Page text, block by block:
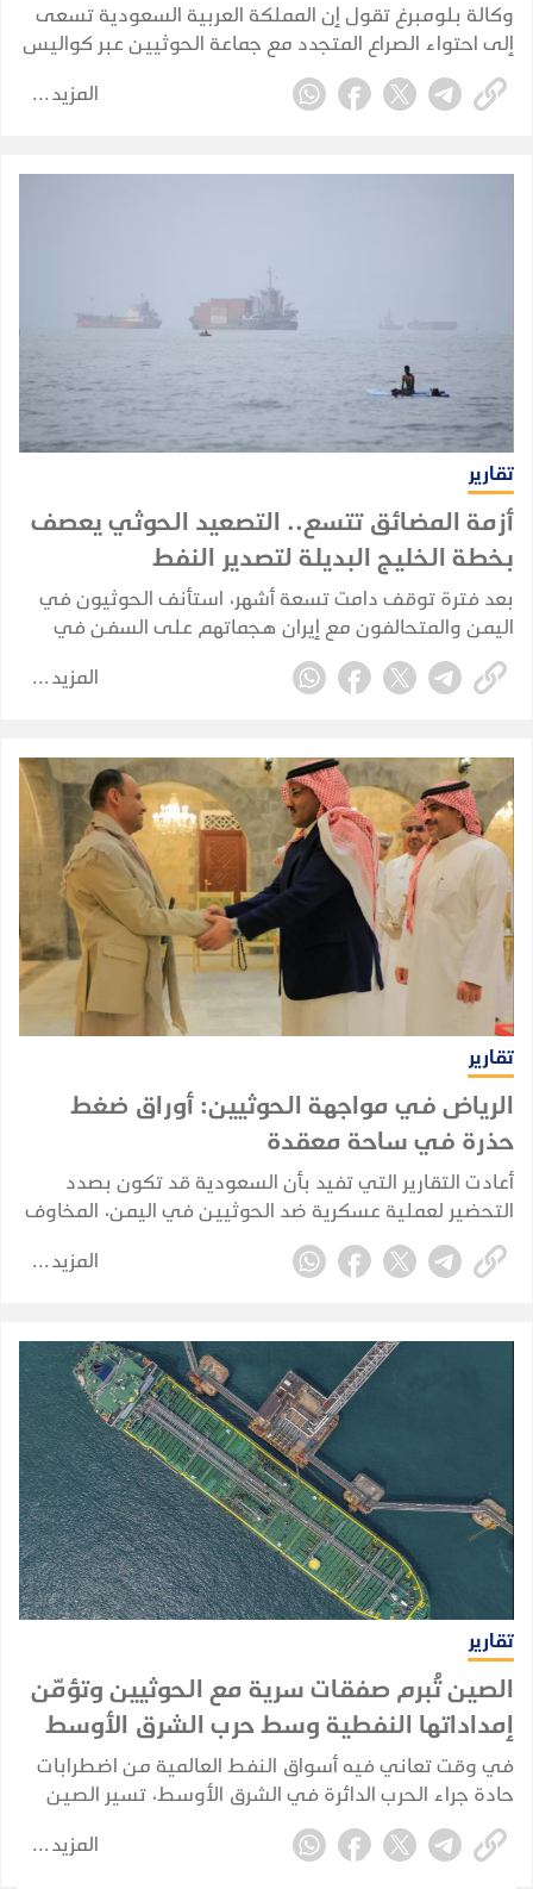
وكالة بلومبرغ تقول إن المملكة العربية السعودية تسعى
إلى احتواء الصراع المتجدد مع جماعة الحوثيين عبر كواليس
الدبلوماسية، في محاولة لمنع الاشتباكات مع الجماعة
المدعومة من إيران من الإضرار بقطاعها النفطي
المزيد
تقارير
أزمة المضائق تتسع.. التصعيد الحوثي يعصف
بخطة الخليج البديلة لتصدير النفط
بعد فترة توقف دامت تسعة أشهر، استأنف الحوثيون في
اليمن والمتحالفون مع إيران هجماتهم على السفن في
خصمهم القديم، المملكة العربية السعودية.
المزيد
تقارير
الرياض في مواجهة الحوثيين: أوراق ضغط
حذرة في ساحة معقدة
أعادت التقارير التي تفيد بأن السعودية قد تكون بصدد
التحضير لعملية عسكرية ضد الحوثيين في اليمن، المخاوف
من أن تنجر الرياض مجددًا إلى حرب برية مباشرة. لكن الأدلة
المتوفرة حاليًا تشير إلى تخطيط احترازي وإعادة تموضع
المزيد
تقارير
الصين تُبرم صفقات سرية مع الحوثيين وتؤمّن
إمداداتها النفطية وسط حرب الشرق الأوسط
في وقت تعاني فيه أسواق النفط العالمية من اضطرابات
حادة جراء الحرب الدائرة في الشرق الأوسط، تسير الصين
في اتجاه مختلف؛ إذ تُبرم صفقاتها الخاصة وتُكرّس نفوذها
الاستراتيجي بعيداً عن الأضواء، بينما تتصارع إدارة ترامب
المزيد